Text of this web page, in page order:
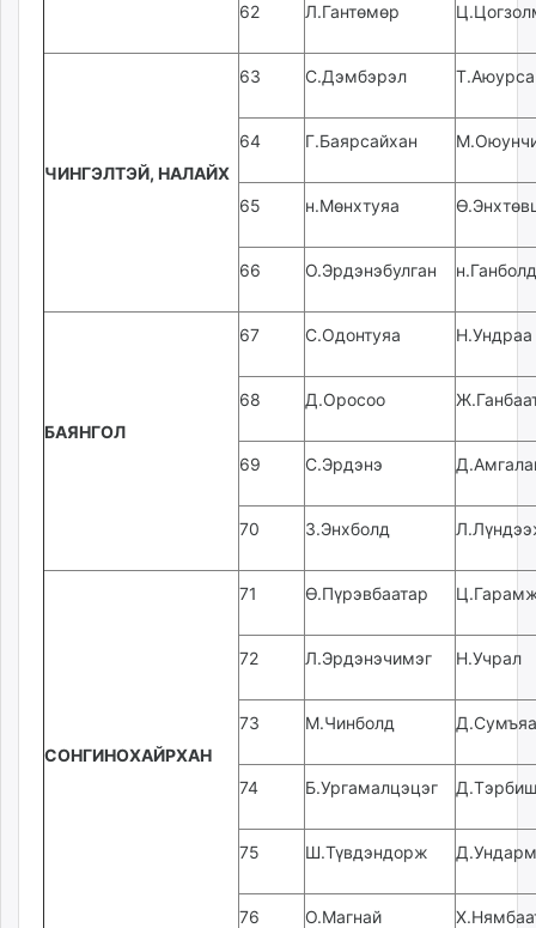
62 Л.Гантөмөр
ЧИНГЭЛТЭЙ, НАЛАЙХ
63 С.Дэмбэрэл
64 Г.Баярсайхан
65 н.Мөнхтуяа
66 О.Эрдэнэбулган н.Ганболд
БАЯНГОЛ
67 С.Одонтуяа Н.Ундраа
68 Д.Оросоо
69 С.Эрдэнэ
70 З.Энхболд
СОНГИНОХАЙРХАН
71 Ө.Пүрэвбаатар
72 Л.Эрдэнэчимэг Н.Учрал
73 М.Чинболд
74 Б.Ургамалцэцэг
75 Ш.Түвдэндорж
76 О.Магнай